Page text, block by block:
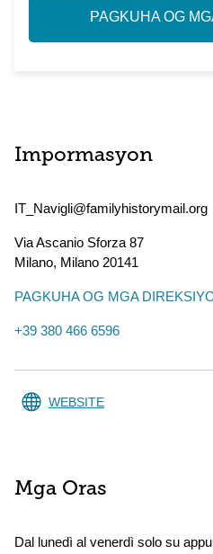
PAGKUHA OG
Impormasyon
IT_Navigli@familyhistorymail.org
Via Ascanio Sforza 87
Milano, Milano 20141
PAGKUHA OG MGA
+39 380 466 6596
WEBSITE
Mga Oras
Dal lunedì al venerdì solo su